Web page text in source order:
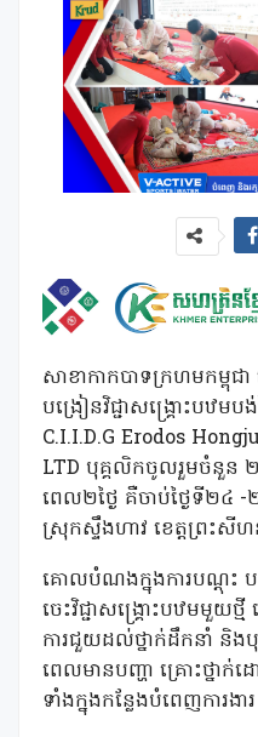
សាខាកាកបាទក្រហមកម្ពុជា
បង្រៀនវិជ្ជាសង្គ្រោះបឋម
C.I.I.D.G Erodos
LTD បុគ្គលិកចូលរួមចំនួន
ពេល២ថ្ងៃ គឺចាប់ថ្ងៃទី២៤ -
ស្រុកស្ទឹងហាវ ខេត្តព្រះសី
គោលបំណងក្នុងការបណ្តុះ
ចេះវិជ្ជាសង្គ្រោះបឋមមួយថ្
ការជួយដល់ថ្នាក់ដឹកនាំ និងបុ
ពេលមានបញ្ហា គ្រោះថ្នាក់
ទាំងក្នុងកន្លែងបំពេញការ